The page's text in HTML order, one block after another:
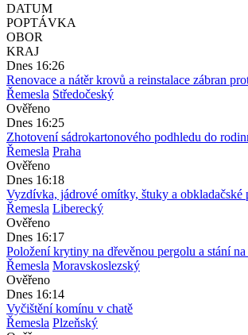
DATUM
POPTÁVKA
OBOR
KRAJ
Dnes 16:26
Renovace a nátěr krovů a reinstalace zábran
Řemesla Středočeský
Ověřeno
Dnes 16:25
Zhotovení sádrokartonového podhledu do
Řemesla Praha
Ověřeno
Dnes 16:18
Vyzdívka, jádrové omítky, štuky a obkladačské
Řemesla Liberecký
Ověřeno
Dnes 16:17
Položení krytiny na dřevěnou pergolu a stání na
Řemesla Moravskoslezský
Ověřeno
Dnes 16:14
Vyčištění komínu v chatě
Řemesla Plzeňský